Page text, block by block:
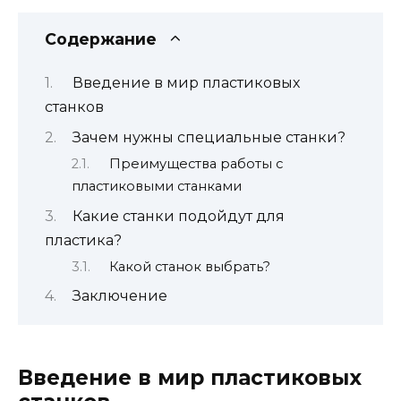
Содержание
Введение в мир пластиковых
станков
Зачем нужны специальные станки?
Преимущества работы с
пластиковыми станками
Какие станки подойдут для
пластика?
Какой станок выбрать?
Заключение
Введение в мир пластиковых